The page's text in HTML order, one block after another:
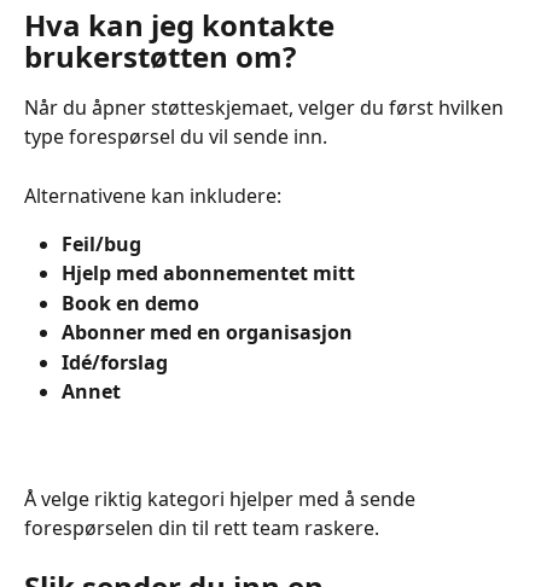
Hva kan jeg kontakte
brukerstøtten om?
Når du åpner støtteskjemaet, velger du først hvilken
type forespørsel du vil sende inn.
Alternativene kan inkludere:
Feil/bug
Hjelp med abonnementet mitt
Book en demo
Abonner med en organisasjon
Idé/forslag
Annet
Å velge riktig kategori hjelper med å sende
forespørselen din til rett team raskere.